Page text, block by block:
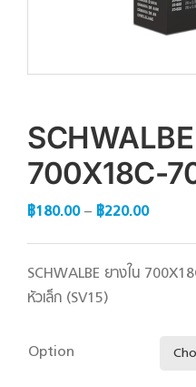
700X18C-
฿180.00– ฿220.00
SCHWALBE ยางใน
หัวเล็ก (SV15)
Option